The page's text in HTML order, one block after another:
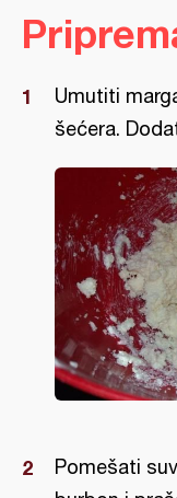
Umutiti
šećera.
Pomešati